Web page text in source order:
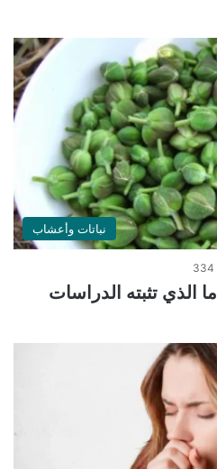
نباتات وأعشاب
334
الذي تثبته الدراسات